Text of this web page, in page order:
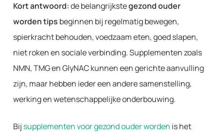
Kort antwoord:de belangrijkstegezond ouder
worden tips beginnen bij regelmatig bewegen,
spierkracht behouden, voedzaam eten, goed slapen,
niet roken en sociale verbinding. Supplementen zoals
NMN, TMG en GlyNAC kunnen een gerichte aanvulling
zijn, maar hebben ieder een andere samenstelling,
werking en wetenschappelijke onderbouwing.
Bij supplementen voor gezond ouder worden is het